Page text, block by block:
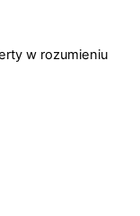
w rozumieniu